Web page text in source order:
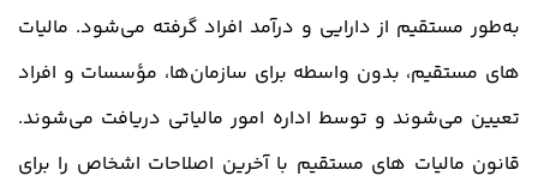
به‌طور مستقیم از دارایی و درآمد افراد گرفته می‌شود. مالیات
های مستقیم، بدون واسطه برای سازمان‌ها، مؤسسات و افراد
تعیین می‌شوند و توسط اداره امور مالیاتی دریافت می‌شوند.
قانون مالیات های مستقیم با آخرین اصلاحات اشخاص را برای